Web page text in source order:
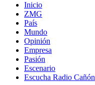
Inicio
ZMG
País
Mundo
Opinión
Empresa
Pasión
Escenario
Escucha Radio Cañón